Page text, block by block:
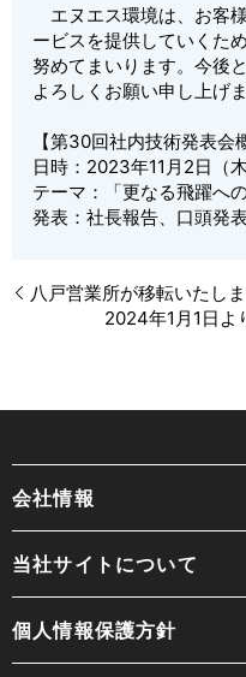
エヌエス環境は、お客
ービスを提供していくた
努めてまいります。今後
よろしくお願い申し上げま
【第30回社内技術発表会
日時：2023年11月2日（木
テーマ：「更なる飛躍への
発表：社長報告、口頭発
八戸営業所が移転いたしま
2024年1月1日よ
会社情報
当社サイトについて
個人情報保護方針